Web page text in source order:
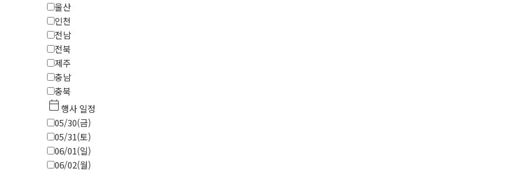
울산
인천
전남
전북
제주
충남
충북
calendar_today행사 일정
05/30(금)
05/31(토)
06/01(일)
06/02(월)